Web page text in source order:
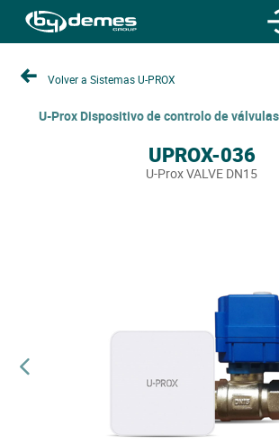
Volver a Sistemas U-PROX
U-Prox Dispositivo de controlo de
UPROX-036
U-Prox VALVE DN15